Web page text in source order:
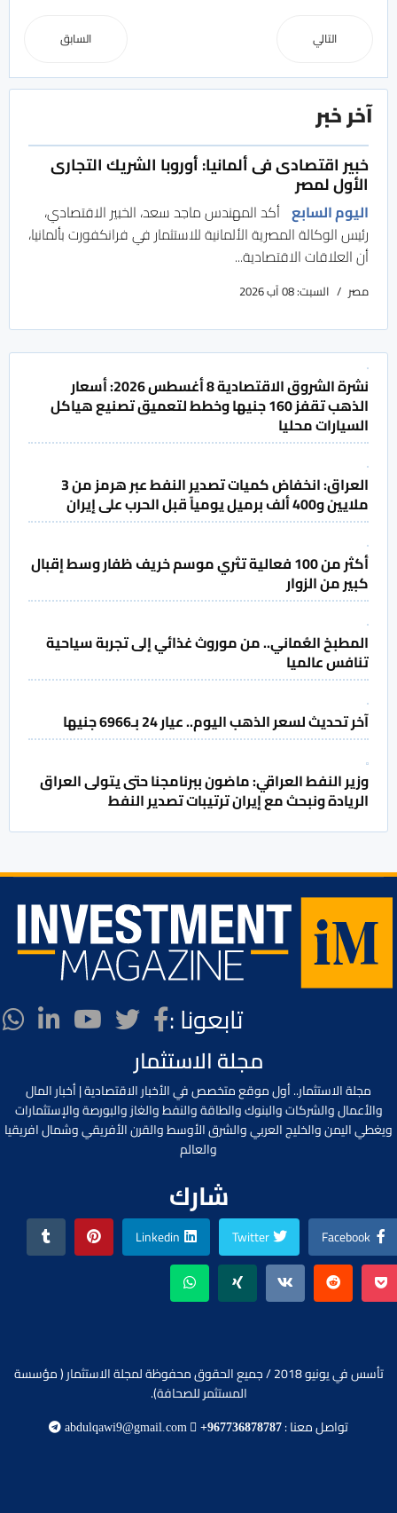
السابق التالي
آخر خبر
خبير اقتصادى فى ألمانيا: أوروبا الشريك التجارى
الأول لمصر
اليوم السابع أكد المهندس ماجد سعد، الخبير الاقتصادي،
رئيس الوكالة المصرية الألمانية للاستثمار في فرانكفورت بألمانيا،
أن العلاقات الاقتصادية...
مصر السبت: 08 آب 2026
نشرة الشروق الاقتصادية 8 أغسطس 2026: أسعار
الذهب تقفز 160 جنيها وخطط لتعميق تصنيع هياكل
السيارات محليا
العراق: انخفاض كميات تصدير النفط عبر هرمز من 3
ملايين و400 ألف برميل يومياً قبل الحرب على إيران
أكثر من 100 فعالية تثري موسم خريف ظفار وسط إقبال
كبير من الزوار
المطبخ العُماني.. من موروث غذائي إلى تجربة سياحية
تنافس عالميا
آخر تحديث لسعر الذهب اليوم.. عيار 24 بـ6966 جنيها
وزير النفط العراقي: ماضون ببرنامجنا حتى يتولى العراق
الريادة ونبحث مع إيران ترتيبات تصدير النفط
تابعونا :
مجلة الاستثمار
مجلة الاستثمار.. أول موقع متخصص في الأخبار الاقتصادية | أخبار المال
والأعمال والشركات والبنوك والطاقة والنفط والغاز والبورصة والإستثمارات
ويغطي اليمن والخليج العربي والشرق الأوسط والقرن الأفريقي وشمال افريقيا
والعالم
شارك
Facebook
Twitter
Linkedin
تأسس في يونيو 2018 / جميع الحقوق محفوظة لمجلة الاستثمار ( مؤسسة
المستثمر للصحافة).
تواصل معنا : +967736878787
abdulqawi9@gmail.com